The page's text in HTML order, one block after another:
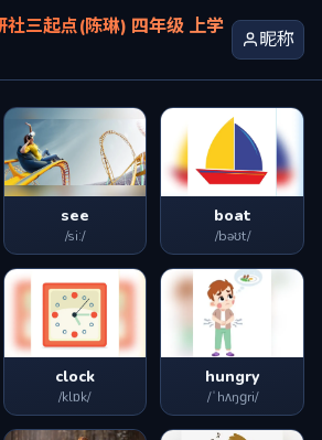
社三起点(陈琳) 四年级 上学
昵称
see
/siː/
boat
/bəʊt/
clock
/klɒk/
hungry
/ˈhʌŋɡri/